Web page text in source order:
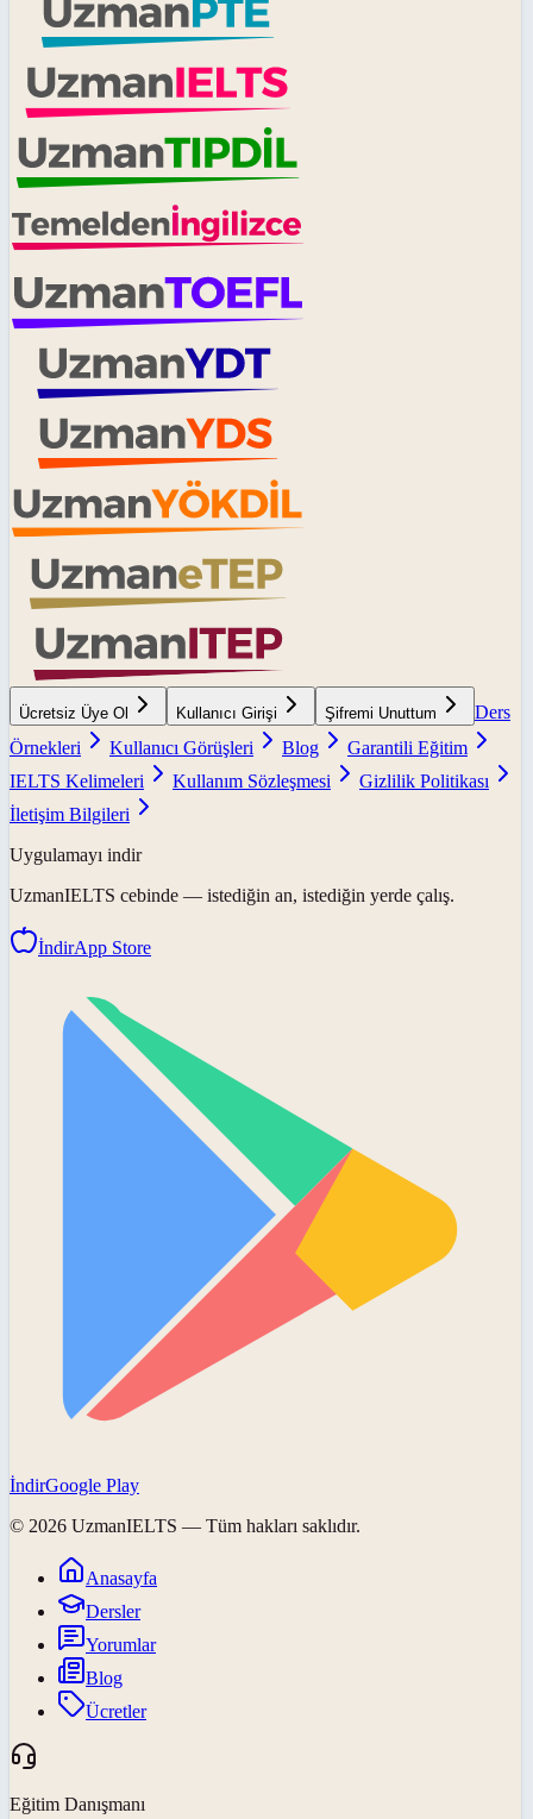
Ücretsiz Üye Ol Kullanıcı Girişi Şifremi Unuttum
Ders
Örnekleri
Kullanıcı Görüşleri Blog
Garantili Eğitim
IELTS Kelimeleri
Kullanım Sözleşmesi
Gizlilik Politikası
İletişim Bilgileri
Uygulamayı indir
UzmanIELTS cebinde — istediğin an, istediğin yerde çalış.
İndirApp Store
İndirGoogle Play
© 2026 UzmanIELTS — Tüm hakları saklıdır.
Anasayfa
Dersler
Yorumlar
Blog
Ücretler
Eğitim Danışmanı